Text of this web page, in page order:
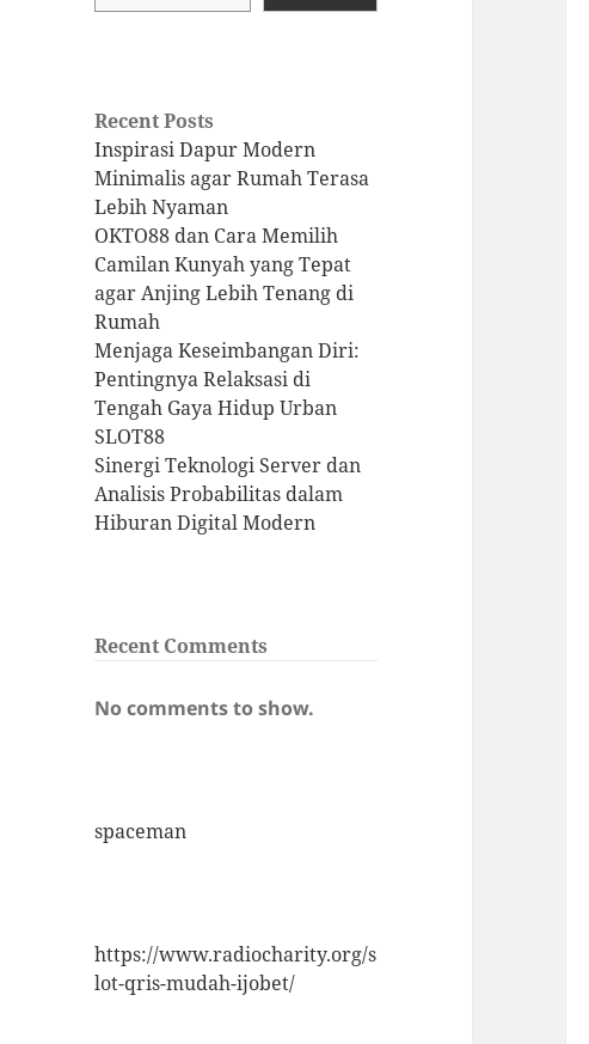
Recent Posts
Inspirasi Dapur Modern
Minimalis agar Rumah Terasa
Lebih Nyaman
OKTO88 dan Cara Memilih
Camilan Kunyah yang Tepat
agar Anjing Lebih Tenang di
Rumah
Menjaga Keseimbangan Diri:
Pentingnya Relaksasi di
Tengah Gaya Hidup Urban
SLOT88
Sinergi Teknologi Server dan
Analisis Probabilitas dalam
Hiburan Digital Modern
Recent Comments
No comments to show.
spaceman
https://www.radiocharity.org/s
lot-qris-mudah-ijobet/